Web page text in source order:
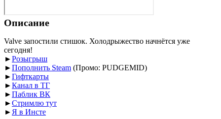
Описание
Valve запостили стишок. Холодрыжество начнётся уже
сегодня!
►Розыгрыш
►Пополнить Steam (Промо: PUDGEMID)
►Гифткарты
►Канал в ТГ
►Паблик ВК
►Стримлю тут
► Я в Инсте